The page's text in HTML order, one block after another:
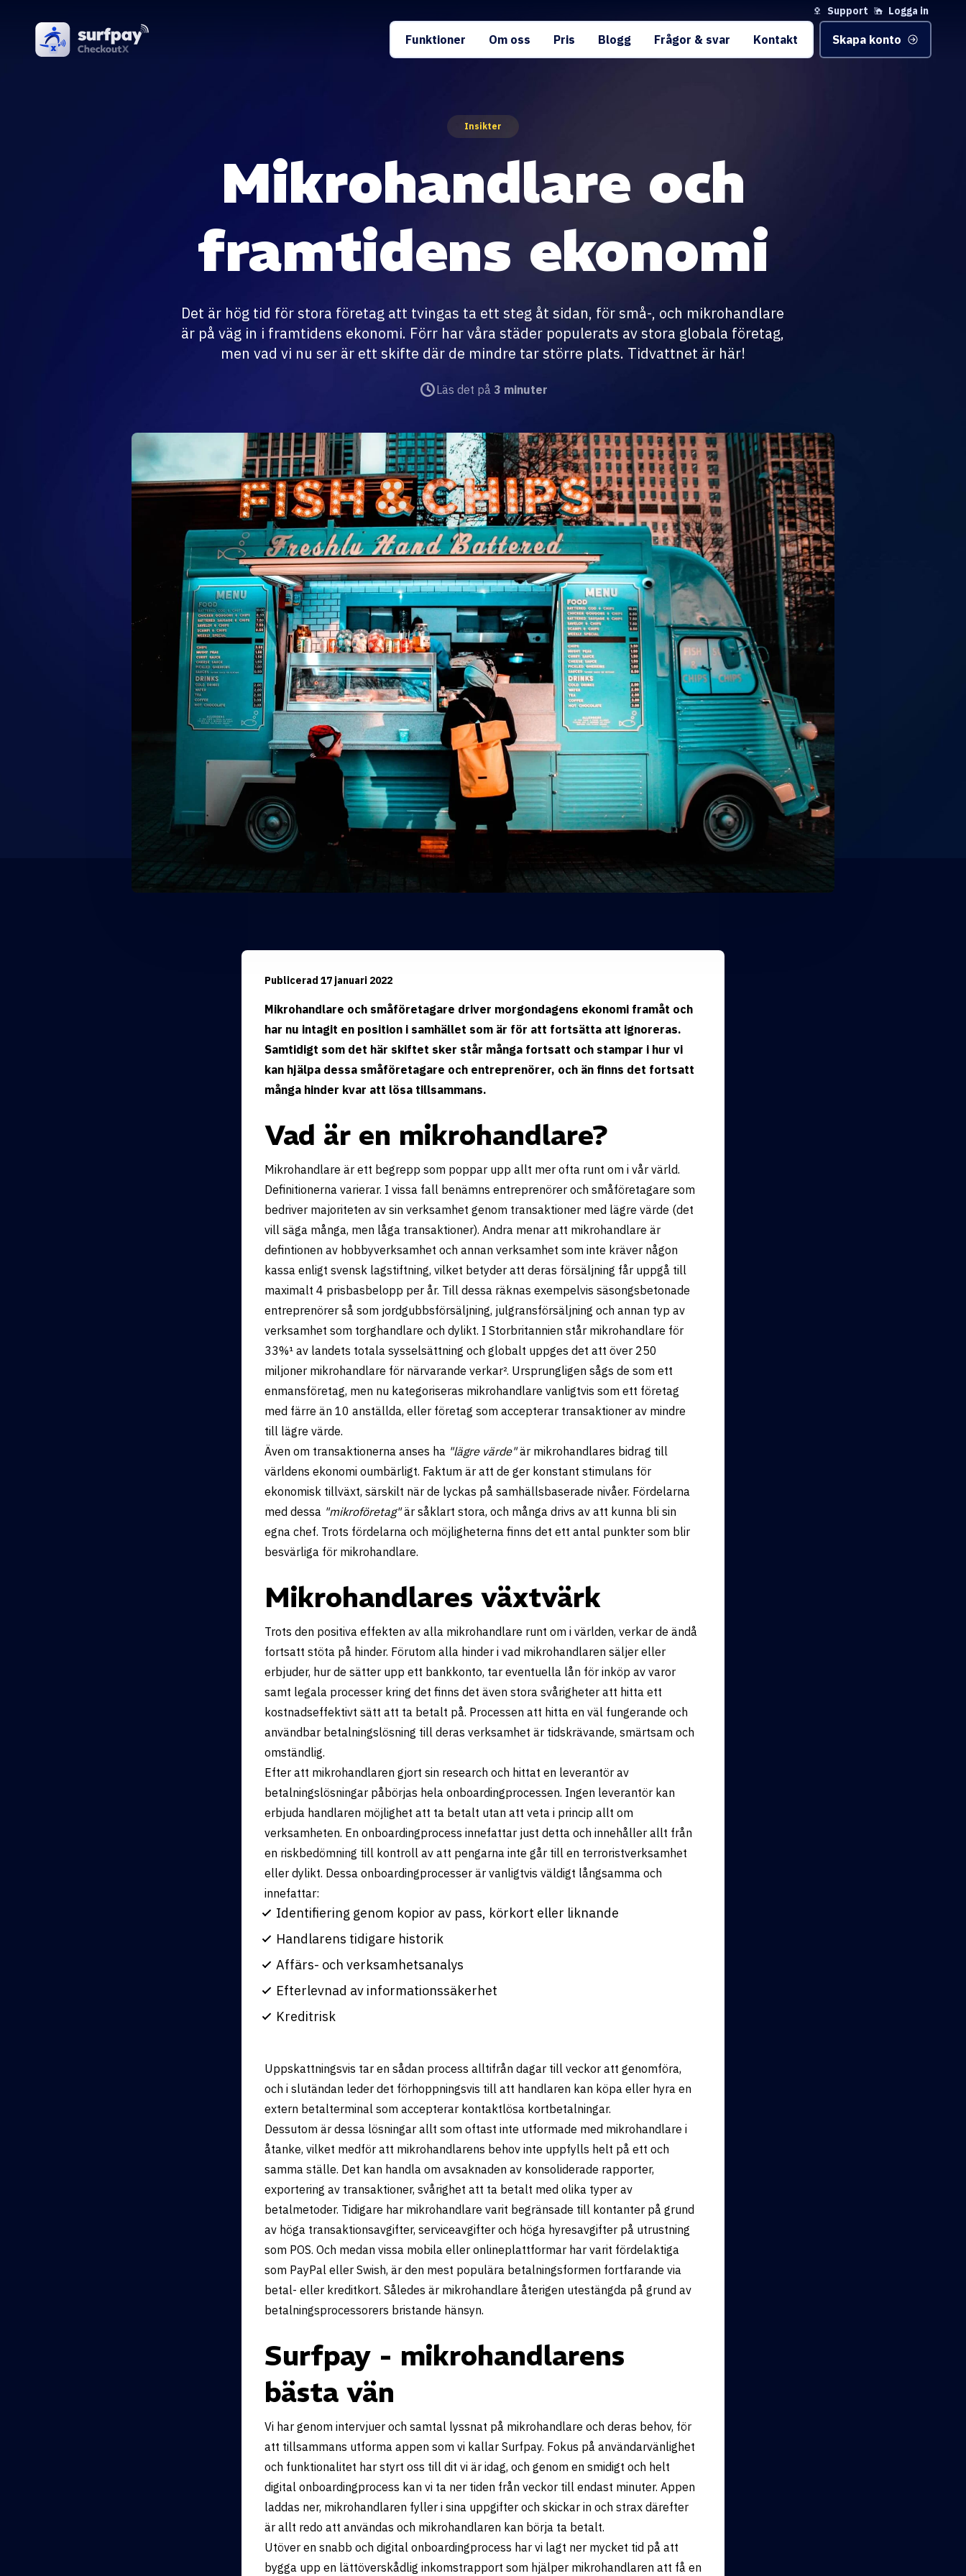
Support Logga in
Funktioner Om oss Pris Blogg Frågor & svar Kontakt Skapa konto
Insikter
Mikrohandlare och
framtidens ekonomi
Det är hög tid för stora företag att tvingas ta ett steg åt sidan, för små-, och mikrohandlare
är på väg in i framtidens ekonomi. Förr har våra städer populerats av stora globala företag,
men vad vi nu ser är ett skifte där de mindre tar större plats. Tidvattnet är här!
Läs det på 3 minuter
Publicerad 17 januari 2022
Mikrohandlare och småföretagare driver morgondagens ekonomi framåt och
har nu intagit en position i samhället som är för att fortsätta att ignoreras.
Samtidigt som det här skiftet sker står många fortsatt och stampar i hur vi
kan hjälpa dessa småföretagare och entreprenörer, och än finns det fortsatt
många hinder kvar att lösa tillsammans.
Vad är en mikrohandlare?
Mikrohandlare är ett begrepp som poppar upp allt mer ofta runt om i vår värld.
Definitionerna varierar. I vissa fall benämns entreprenörer och småföretagare som
bedriver majoriteten av sin verksamhet genom transaktioner med lägre värde (det
vill säga många, men låga transaktioner). Andra menar att mikrohandlare är
defintionen av hobbyverksamhet och annan verksamhet som inte kräver någon
kassa enligt svensk lagstiftning, vilket betyder att deras försäljning får uppgå till
maximalt 4 prisbasbelopp per år. Till dessa räknas exempelvis säsongsbetonade
entreprenörer så som jordgubbsförsäljning, julgransförsäljning och annan typ av
verksamhet som torghandlare och dylikt. I Storbritannien står mikrohandlare för
33%¹ av landets totala sysselsättning och globalt uppges det att över 250
miljoner mikrohandlare för närvarande verkar². Ursprungligen sågs de som ett
enmansföretag, men nu kategoriseras mikrohandlare vanligtvis som ett företag
med färre än 10 anställda, eller företag som accepterar transaktioner av mindre
till lägre värde.
Även om transaktionerna anses ha "lägre värde"är mikrohandlares bidrag till
världens ekonomi oumbärligt. Faktum är att de ger konstant stimulans för
ekonomisk tillväxt, särskilt när de lyckas på samhällsbaserade nivåer. Fördelarna
med dessa "mikroföretag"är såklart stora, och många drivs av att kunna bli sin
egna chef. Trots fördelarna och möjligheterna finns det ett antal punkter som blir
besvärliga för mikrohandlare.
Mikrohandlares växtvärk
Trots den positiva effekten av alla mikrohandlare runt om i världen, verkar de ändå
fortsatt stöta på hinder. Förutom alla hinder i vad mikrohandlaren säljer eller
erbjuder, hur de sätter upp ett bankkonto, tar eventuella lån för inköp av varor
samt legala processer kring det finns det även stora svårigheter att hitta ett
kostnadseffektivt sätt att ta betalt på. Processen att hitta en väl fungerande och
användbar betalningslösning till deras verksamhet är tidskrävande, smärtsam och
omständlig.
Efter att mikrohandlaren gjort sin research och hittat en leverantör av
betalningslösningar påbörjas hela onboardingprocessen. Ingen leverantör kan
erbjuda handlaren möjlighet att ta betalt utan att veta i princip allt om
verksamheten. En onboardingprocess innefattar just detta och innehåller allt från
en riskbedömning till kontroll av att pengarna inte går till en terroristverksamhet
eller dylikt. Dessa onboardingprocesser är vanligtvis väldigt långsamma och
innefattar:
Identifiering genom kopior av pass, körkort eller liknande
Handlarens tidigare historik
Affärs- och verksamhetsanalys
Efterlevnad av informationssäkerhet
Kreditrisk
Uppskattningsvis tar en sådan process alltifrån dagar till veckor att genomföra,
och i slutändan leder det förhoppningsvis till att handlaren kan köpa eller hyra en
extern betalterminal som accepterar kontaktlösa kortbetalningar.
Dessutom är dessa lösningar allt som oftast inte utformade med mikrohandlare i
åtanke, vilket medför att mikrohandlarens behov inte uppfylls helt på ett och
samma ställe. Det kan handla om avsaknaden av konsoliderade rapporter,
exportering av transaktioner, svårighet att ta betalt med olika typer av
betalmetoder. Tidigare har mikrohandlare varit begränsade till kontanter på grund
av höga transaktionsavgifter, serviceavgifter och höga hyresavgifter på utrustning
som POS. Och medan vissa mobila eller onlineplattformar har varit fördelaktiga
som PayPal eller Swish, är den mest populära betalningsformen fortfarande via
betal- eller kreditkort. Således är mikrohandlare återigen utestängda på grund av
betalningsprocessorers bristande hänsyn.
Surfpay - mikrohandlarens
bästa vän
Vi har genom intervjuer och samtal lyssnat på mikrohandlare och deras behov, för
att tillsammans utforma appen som vi kallar Surfpay. Fokus på användarvänlighet
och funktionalitet har styrt oss till dit vi är idag, och genom en smidigt och helt
digital onboardingprocess kan vi ta ner tiden från veckor till endast minuter. Appen
laddas ner, mikrohandlaren fyller i sina uppgifter och skickar in och strax därefter
är allt redo att användas och mikrohandlaren kan börja ta betalt.
Utöver en snabb och digital onboardingprocess har vi lagt ner mycket tid på att
bygga upp en lättöverskådlig inkomstrapport som hjälper mikrohandlaren att få en